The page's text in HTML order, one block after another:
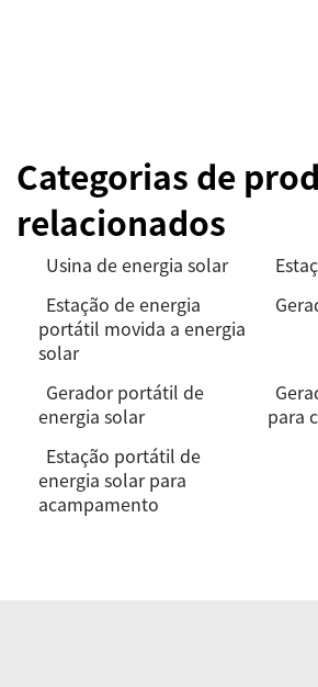
Categorias de
relacionados
Usina de energia solar
Estação de energia
portátil movida a energia
solar
Gerador portátil de
energia solar
para
Estação portátil de
energia solar para
acampamento